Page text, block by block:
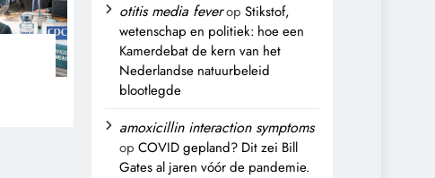
otitis media feverop Stikstof,
wetenschap en politiek: hoe een
Kamerdebat de kern van het
Nederlandse natuurbeleid
blootlegde
amoxicillin interaction symptoms
op COVID gepland? Dit zei Bill
Gates al jaren vóór de pandemie.